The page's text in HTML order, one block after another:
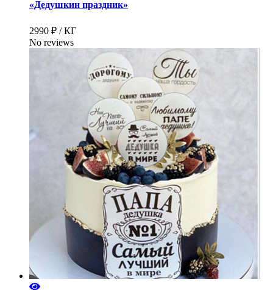
«Дедушкин праздник»
2990 ₽ / КГ
No reviews